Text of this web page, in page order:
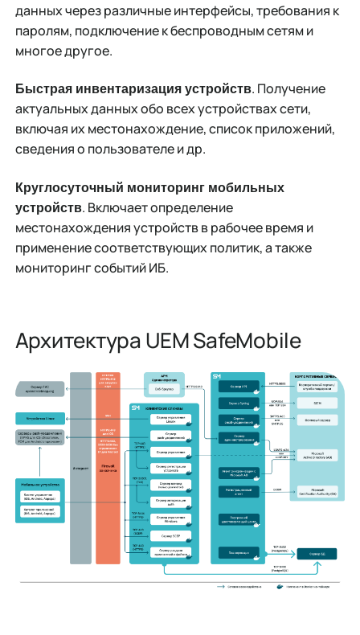
данных через различные интерфейсы, требования к
паролям, подключение к беспроводным сетям и
многое другое.
Быстрая инвентаризация устройств. Получение
актуальных данных обо всех устройствах сети,
включая их местонахождение, список приложений,
сведения о пользователе и др.
Круглосуточный мониторинг мобильных
устройств. Включает определение
местонахождения устройств в рабочее время и
применение соответствующих политик, а также
мониторинг событий ИБ.
Архитектура UEM SafeMobile